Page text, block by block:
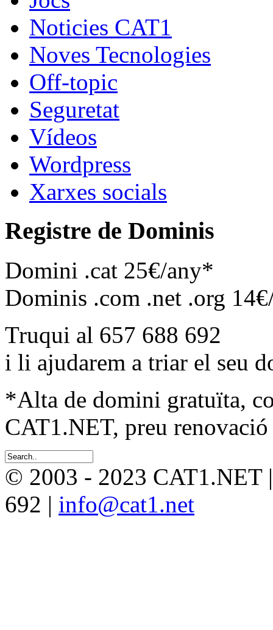
Noticies CAT1
Noves Tecnologies
Off-topic
Seguretat
Vídeos
Wordpress
Xarxes socials
Registre de Dominis
Domini .cat 25€/any*
Dominis .com .net .org
Truqui al 657 688 692
i li ajudarem a triar el seu
*Alta de domini gratuïta,
CAT1.NET, preu
© 2003 - 2023 CAT1.NET
692 | info@cat1.net